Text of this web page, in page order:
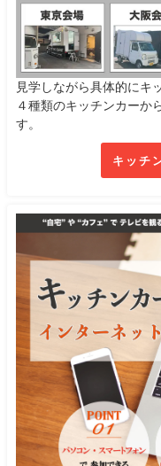
見学しながら具体的にキ
４種類のキッチンカーか
す。
キッチ